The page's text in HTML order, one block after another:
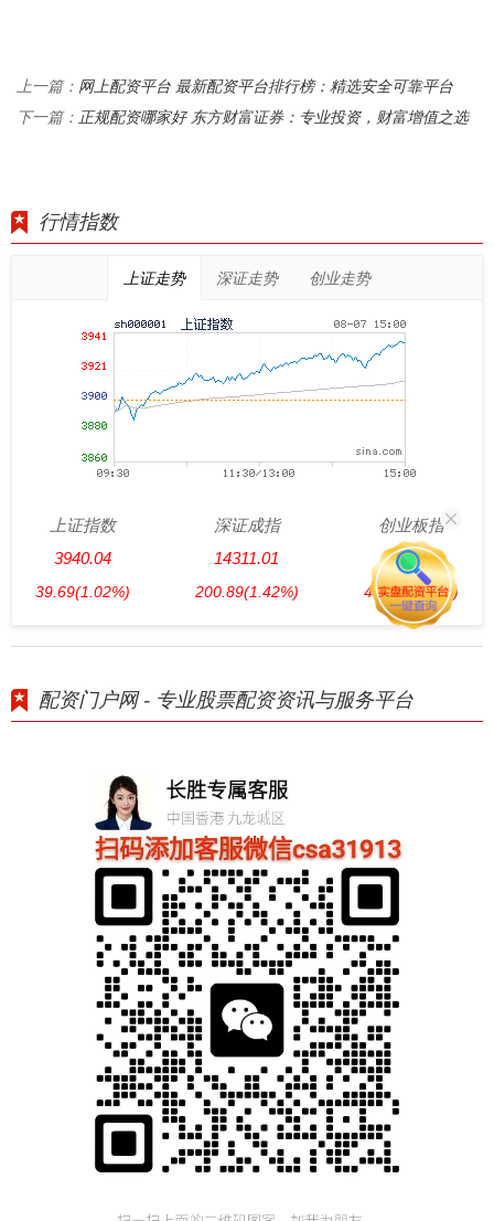
上一篇： 网上配资平台 最新配资平台排行榜：精选安全可靠平台
下一篇： 正规配资哪家好 东方财富证券：专业投资，财富增值之选
行情指数
上证走势 深证走势 创业走势
上证指数
3940.04
39.69(1.02%)
深证成指
14311.01
200.89(1.42%)
创业板指
3563.12
47.56(1.35%)
配资门户网 - 专业股票配资资讯与服务平台